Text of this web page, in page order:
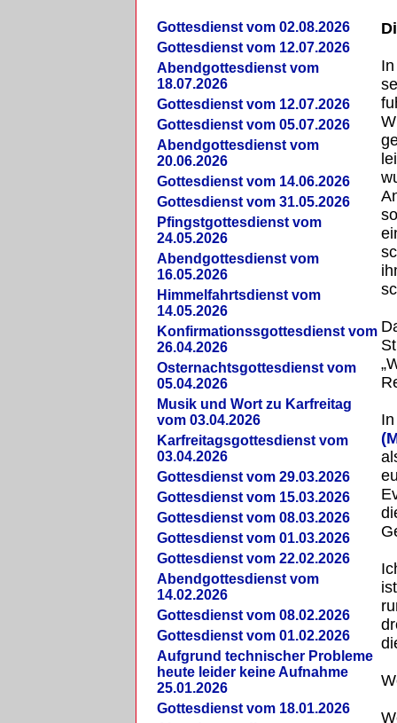
Gottesdienst vom 02.08.2026
Gottesdienst vom 12.07.2026
Abendgottesdienst vom
18.07.2026
Gottesdienst vom 12.07.2026
Gottesdienst vom 05.07.2026
Abendgottesdienst vom
20.06.2026
Gottesdienst vom 14.06.2026
Gottesdienst vom 31.05.2026
Pfingstgottesdienst vom
24.05.2026
Abendgottesdienst vom
16.05.2026
Himmelfahrtsdienst vom
14.05.2026
Konfirmationssgottesdienst vom
26.04.2026
Osternachtsgottesdienst vom
05.04.2026
Musik und Wort zu Karfreitag
vom 03.04.2026
Karfreitagsgottesdienst vom
03.04.2026
Gottesdienst vom 29.03.2026
Gottesdienst vom 15.03.2026
Gottesdienst vom 08.03.2026
Gottesdienst vom 01.03.2026
Gottesdienst vom 22.02.2026
Abendgottesdienst vom
14.02.2026
Gottesdienst vom 08.02.2026
Gottesdienst vom 01.02.2026
Aufgrund technischer Probleme
heute leider keine Aufnahme
25.01.2026
Gottesdienst vom 18.01.2026